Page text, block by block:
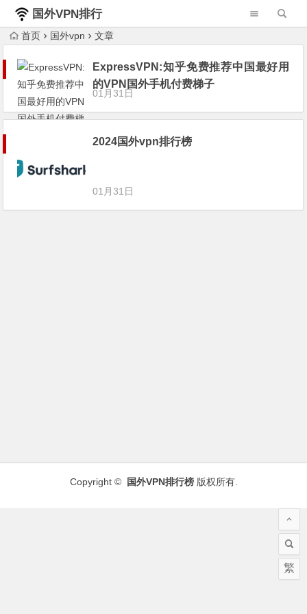
国外VPN排行
榜首页 国外vpn 文章
ExpressVPN:知乎免费推荐中国最好用
的VPN国外手机付费梯子
01月31日
2024国外vpn排行榜
01月31日
Copyright © 国外VPN排行榜版权所有.
繁